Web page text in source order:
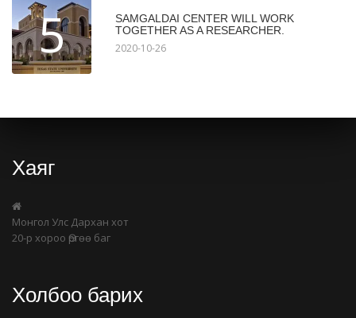
5
SAMGALDAI CENTER WILL WORK
TOGETHER AS A RESEARCHER.
2020-10-26
Хаяг
Монгол Улс Дархан хот
20-р хороо Өргөө баг
Холбоо барих